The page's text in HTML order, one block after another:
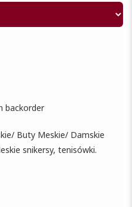
backorder
/ Buty Meskie/ Damskie
snikersy, tenisówki.